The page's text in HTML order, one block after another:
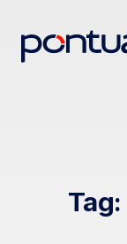
Tag: